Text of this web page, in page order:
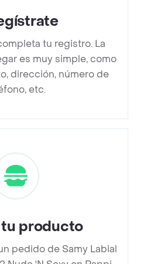
tu registro. La
es muy simple, como
dirección, número de
etc.
producto
pedido de Samy Labial